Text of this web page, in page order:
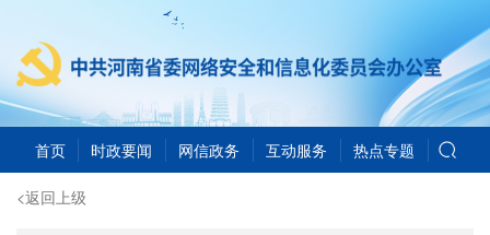
首页 时政要闻 网信政务 互动服务 热点专题
<返回上级